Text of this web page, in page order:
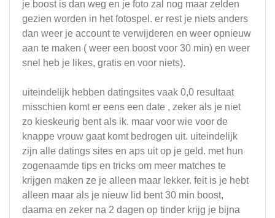
je boost is dan weg en je foto zal nog maar zelden
gezien worden in het fotospel. er rest je niets anders
dan weer je account te verwijderen en weer opnieuw
aan te maken ( weer een boost voor 30 min) en weer
snel heb je likes, gratis en voor niets).
uiteindelijk hebben datingsites vaak 0,0 resultaat
misschien komt er eens een date , zeker als je niet
zo kieskeurig bent als ik. maar voor wie voor de
knappe vrouw gaat komt bedrogen uit. uiteindelijk
zijn alle datings sites en aps uit op je geld. met hun
zogenaamde tips en tricks om meer matches te
krijgen maken ze je alleen maar lekker. feit is je hebt
alleen maar als je nieuw lid bent 30 min boost,
daarna en zeker na 2 dagen op tinder krijg je bijna